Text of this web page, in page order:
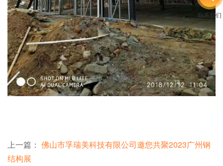
上一篇： 佛山市孚瑞美科技有限公司邀您共聚2023广州钢
结构展
联系我们